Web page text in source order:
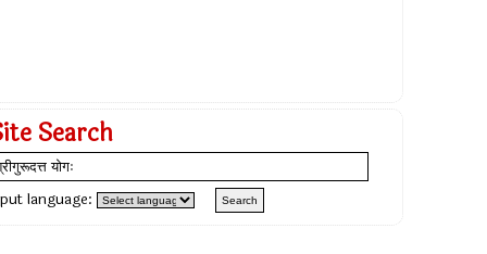
Search
language: